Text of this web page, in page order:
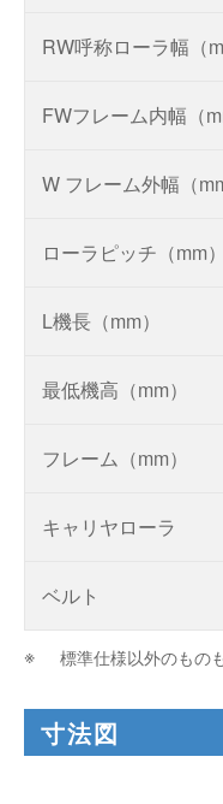
RW呼称ローラ幅（
FWフレーム内幅（
W フレーム外幅（
ローラピッチ（mm）
L機長（mm）
最低機高（mm）
フレーム（mm）
キャリヤローラ
ベルト
標準仕様以外のもの
寸法図